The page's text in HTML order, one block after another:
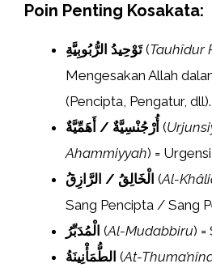
Poin Penting Kosakata:
تَوْحِيدُ الرُّبُوبِيَّةِ(Tauhîdur
Mengesakan Allah
(Pencipta, Pengatur, dll).
أُرْجُنْسِيَّةٌ / أَهَمِّيَّةٌ (
Ahammiyyah) =
الْخَالِقُ / الرَّازِقُ (Al-
Sang Pencipta / Sang
الْمُدَبِّرُ (Al-Mudabbiru)
الطُّمَأْنِينَةُ (At-